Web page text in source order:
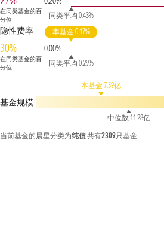
在同类基金的百
分位
同类平均 0.43%
隐性费率
30%
在同类基金的百
分位
0.00%
本基金 0.17%
同类平均 0.29%
基金规模
本基金 7.59亿
中位数 11.28亿
当前基金的晨星分类为纯债共有2309只基金